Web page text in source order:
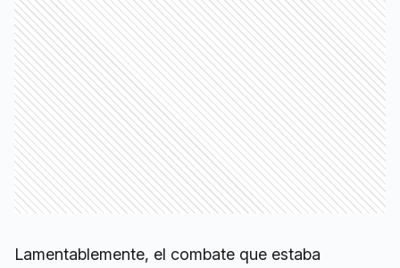
Lamentablemente, el combate que estaba